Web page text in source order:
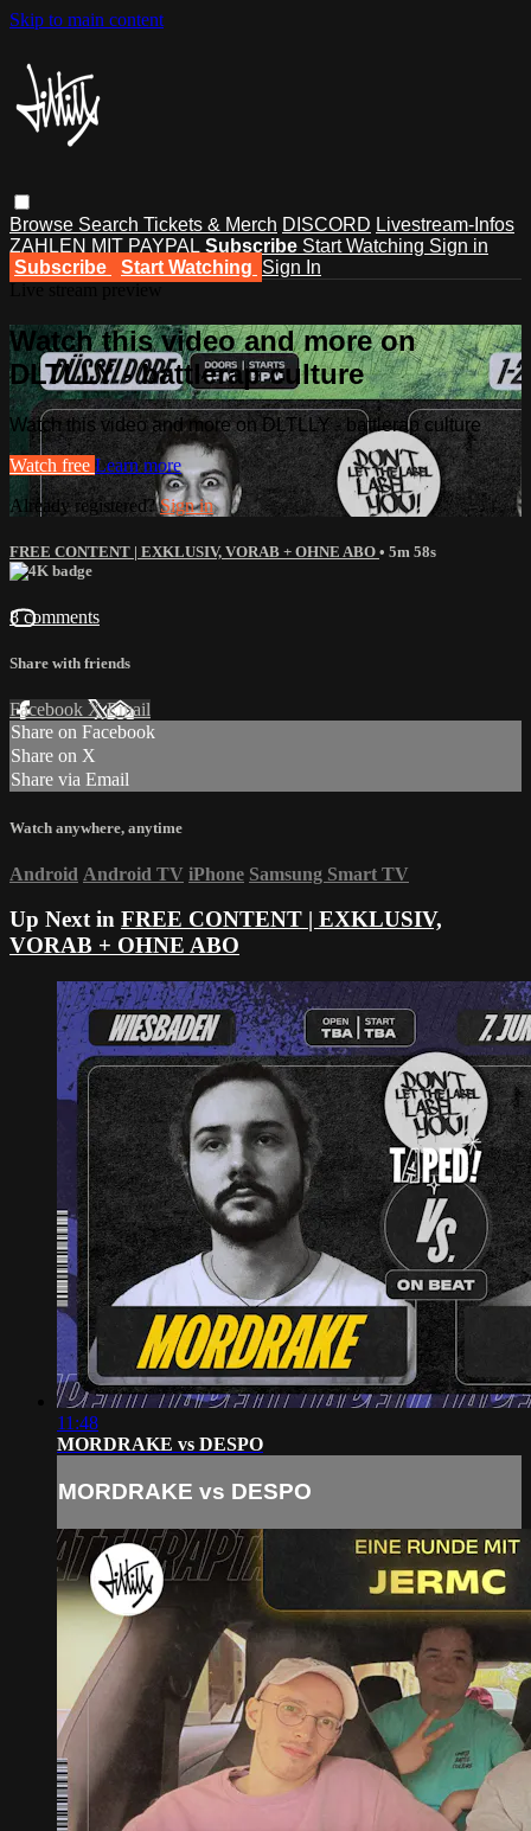
Skip to main content
Browse Search Tickets & Merch DISCORD Livestream-Infos
ZAHLEN MIT PAYPAL Subscribe Start Watching Sign in
Subscribe
Start Watching Sign In
Watch this video and more on
DLTLLY - battlerap culture
Watch this video and more on DLTLLY - battlerap culture
Watch free Learn more
Already registered?Sign in
FREE CONTENT | EXKLUSIV, VORAB + OHNE ABO • 5m 58s
8 comments
Share with friends
Facebook XEmail
Share on Facebook
Share on X
Share via Email
Watch anywhere, anytime
Android Android TV iPhone Samsung Smart TV
Up Next in FREE CONTENT | EXKLUSIV,
VORAB + OHNE ABO
11:48
MORDRAKE vs DESPO
MORDRAKE vs DESPO